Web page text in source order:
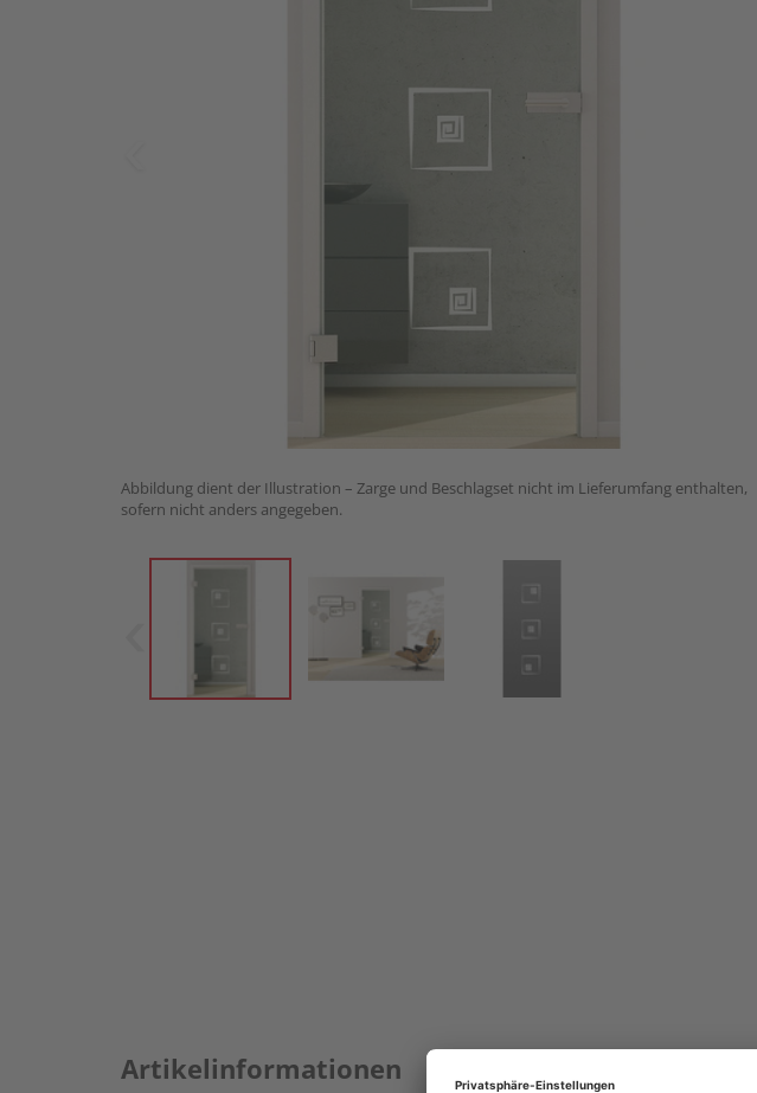
Abbildung dient der Illustration – Zarge und Beschlagset nicht im Lieferumfang enthalten,
sofern nicht anders angegeben.
Artikelinformationen